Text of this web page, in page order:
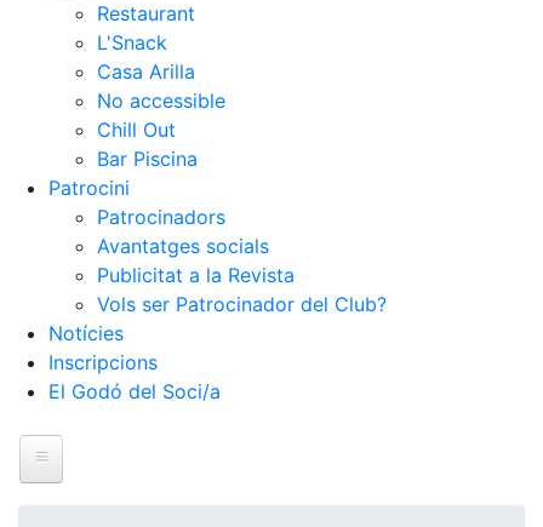
Restaurant
L'Snack
Casa Arilla
No accessible
Chill Out
Bar Piscina
Patrocini
Patrocinadors
Avantatges socials
Publicitat a la Revista
Vols ser Patrocinador del Club?
Notícies
Inscripcions
El Godó del Soci/a